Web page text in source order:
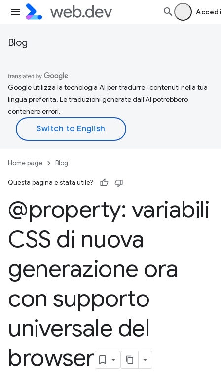
Accedi
Blog
Google utilizza la tecnologia AI per tradurre i contenuti nella tua
lingua preferita. Le traduzioni generate dall'AI potrebbero
contenere errori.
Home page Blog
Questa pagina è stata utile?
@property: variabili
CSS di nuova
generazione ora
con supporto
universale del
browser